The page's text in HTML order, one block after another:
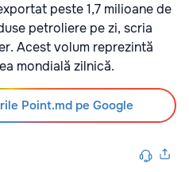
peste 1,7 milioane de
petroliere pe zi, scria
Acest volum reprezintă
mondială zilnică.
Point.md pe Google